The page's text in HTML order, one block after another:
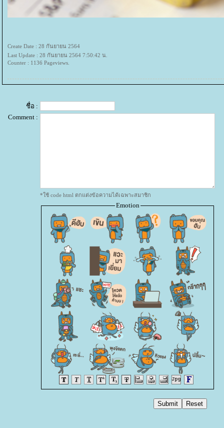
Create Date : 28 กันยายน 2564
Last Update : 28 กันยายน 2564 7:50:42 น.
Counter : 1136 Pageviews.
ชื่อ :
Comment :
*ใช้ code html ตกแต่งข้อความได้เฉพาะสมาชิก
Emotion